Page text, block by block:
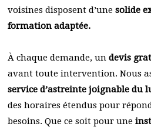
voisines disposent d’une solide
formation adaptée.
À chaque demande, un devis
avant toute intervention. Nous
service d’astreinte joignable du
des horaires étendus pour
besoins. Que ce soit pour une